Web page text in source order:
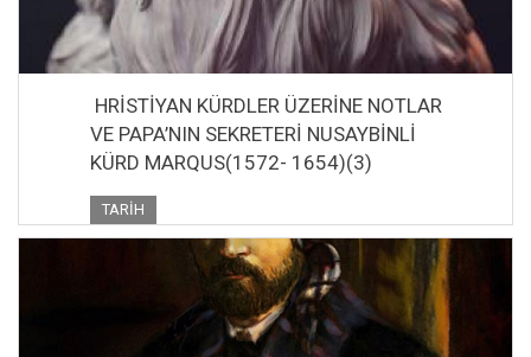
HRİSTİYAN KÜRDLER ÜZERİNE NOTLAR
VE PAPA’NIN SEKRETERİ NUSAYBİNLİ
KÜRD MARQUS(1572- 1654)(3)
TARIH